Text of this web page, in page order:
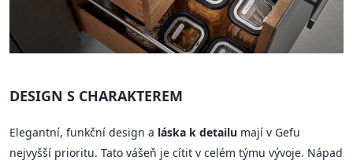
DESIGN S CHARAKTEREM
Elegantní, funkční design a láska k detailu mají v Gefu
nejvyšší prioritu. Tato vášeň je cítit v celém týmu vývoje. Nápad